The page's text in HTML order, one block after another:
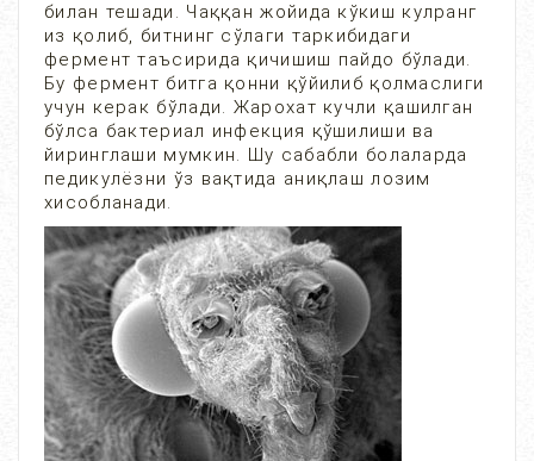
билан тешади. Чаққан жойида кўкиш кулранг
из қолиб, битнинг сўлаги таркибидаги
фермент таъсирида қичишиш пайдо бўлади.
Бу фермент битга қонни қўйилиб қолмаслиги
учун керак бўлади. Жарохат кучли қашилган
бўлса бактериал инфекция қўшилиши ва
йиринглаши мумкин. Шу сабабли болаларда
педикулёзни ўз вақтида аниқлаш лозим
хисобланади.